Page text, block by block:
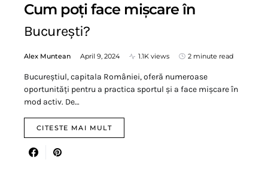
Cum poți face mișcare în
București?
Alex Muntean April 9, 2024 1.1K views 2 minute read
Bucureștiul, capitala României, oferă numeroase
oportunități pentru a practica sportul și a face mișcare în
mod activ. De…
CITESTE MAI MULT